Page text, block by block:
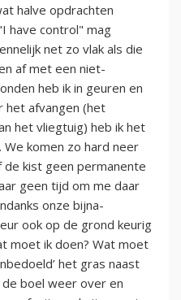
halve opdrachten
have control" mag
net zo vlak als die
af met een niet-
heb ik in geuren en
het afvangen (het
het vliegtuig) heb ik het
komen zo hard neer
kist geen permanente
geen tijd om me daar
onze bijna-
ook op de grond keurig
moet ik doen? Wat moet
het gras naast
boel weer over en